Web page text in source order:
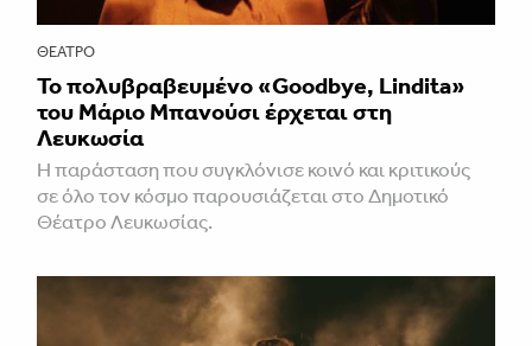
ΘΈΑΤΡΟ
Το πολυβραβευμένο «Goodbye, Lindita»
του Μάριο Μπανούσι έρχεται στη
Λευκωσία
Η παράσταση που συγκλόνισε κοινό και κριτικούς
σε όλο τον κόσμο παρουσιάζεται στο Δημοτικό
Θέατρο Λευκωσίας.